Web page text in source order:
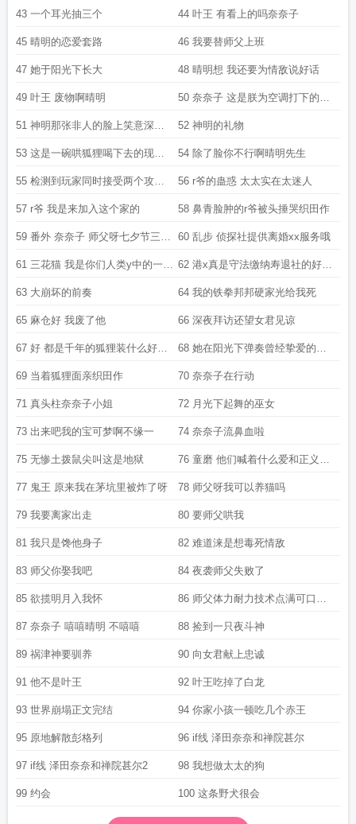
43 一个耳光抽三个 44 叶王 有看上的吗奈奈子
45 晴明的恋爱套路 46 我要替师父上班
47 她于阳光下长大 48 晴明想 我还要为情敌说好话
49 叶王 废物啊晴明 50 奈奈子 这是朕为空调打下的柿
饼山
51 神明那张非人的脸上笑意深情
又温柔
52 神明的礼物
53 这是一碗哄狐狸喝下去的现形
酒
54 除了脸你不行啊晴明先生
55 检测到玩家同时接受两个攻略
对象的吻
56 r爷的蛊惑 太太实在太迷人
57 r爷 我是来加入这个家的 58 鼻青脸肿的r爷被头捶哭织田作
59 番外 奈奈子 师父呀七夕节三个
人太拥挤啦
60 乱步 侦探社提供离婚xx服务哦
61 三花猫 我是你们人类y中的一环
吗
62 港x真是守法缴纳寿退社的好企
业呢
63 大崩坏的前奏 64 我的铁拳邦邦硬家光给我死
65 麻仓好 我废了他 66 深夜拜访还望女君见谅
67 好 都是千年的狐狸装什么好男
人呢
68 她在阳光下弹奏曾经挚爱的钢
琴曲
69 当着狐狸面亲织田作 70 奈奈子在行动
71 真头柱奈奈子小姐 72 月光下起舞的巫女
73 出来吧我的宝可梦啊不缘一 74 奈奈子流鼻血啦
75 无惨土拨鼠尖叫这是地狱 76 童磨 他们喊着什么爱和正义冲
上来把我扎死了
77 鬼王 原来我在茅坑里被炸了呀 78 师父呀我可以养猫吗
79 我要离家出走 80 要师父哄我
81 我只是馋他身子 82 难道涞是想毒死情敌
83 师父你娶我吧 84 夜袭师父失败了
85 欲揽明月入我怀 86 师父体力耐力技术点满可口好
吃
87 奈奈子 嘻嘻晴明 不嘻嘻 88 捡到一只夜斗神
89 祸津神要驯养 90 向女君献上忠诚
91 他不是叶王 92 叶王吃掉了白龙
93 世界崩塌正文完结 94 你家小孩一顿吃几个赤王
95 原地解散彭格列 96 if线 泽田奈奈和禅院甚尔
97 if线 泽田奈奈和禅院甚尔2 98 我想做太太的狗
99 约会 100 这条野犬很会